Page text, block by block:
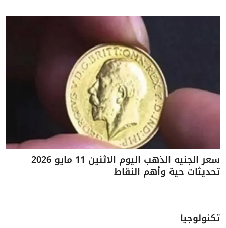
سعر الجنيه الذهب اليوم الاثنين 11 مايو 2026
تحديثات حية وأهم النقاط
تكنولوجيا